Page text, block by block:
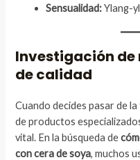
Sensualidad:Ylang-
Investigación
de calidad
Cuando decides pasar de
de productos
vital. En la búsqueda de
con cera de soya, muchos